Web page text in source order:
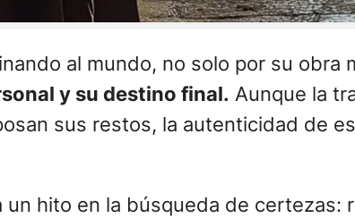
al mundo, no solo por su obra
y su destino final. Aunque la
sus restos, la autenticidad de
un hito en la búsqueda de certezas: